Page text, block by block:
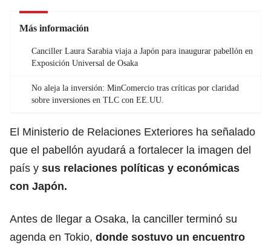
Más información
Canciller Laura Sarabia viaja a Japón para inaugurar pabellón en
Exposición Universal de Osaka
No aleja la inversión: MinComercio tras críticas por claridad
sobre inversiones en TLC con EE.UU.
El Ministerio de Relaciones Exteriores ha señalado
que el pabellón ayudará a fortalecer la imagen del
país y sus relaciones políticas y económicas
con Japón.
Antes de llegar a Osaka, la canciller terminó su
agenda en Tokio, donde sostuvo un encuentro